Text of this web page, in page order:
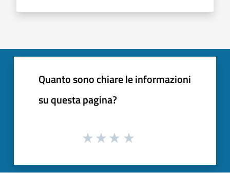
Quanto sono chiare le informazioni
su questa pagina?